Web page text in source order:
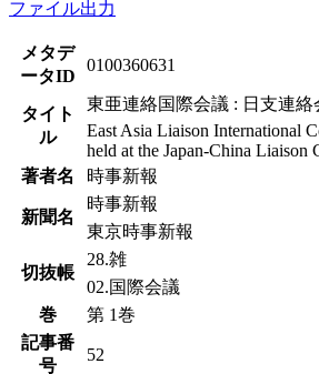
ファイル出力
メタデ
ータID
0100360631
タイト
ル
東亜連絡国際会議 : 日支連
East Asia Liaison International
held at the Japan-China Liaison
著者名
時事新報
新聞名
時事新報
東京時事新報
切抜帳
28.雑
02.国際会議
巻
第 1巻
記事番
号
52